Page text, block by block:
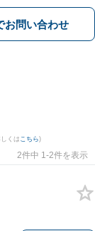
お問い合わせ
くは こちら)
2件中 1-2件を表示